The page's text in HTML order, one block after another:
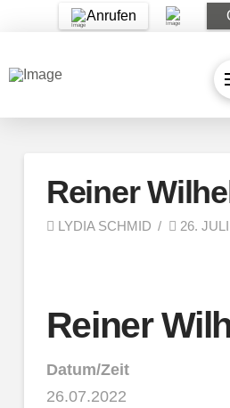
Anrufen
Reiner
LYDIA SCHMID 26.
Reiner
Datum/Zeit
26.07.2022